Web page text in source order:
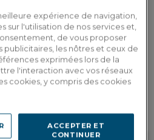
AU PANIER
par pays
expérience de navigation,
sur l'utilisation de nos services et,
de vous proposer
publicitaires, les nôtres et ceux de
exprimées lors de la
l'interaction avec vos réseaux
cookies, y compris des cookies
ACCEPTER ET
CONTINUER